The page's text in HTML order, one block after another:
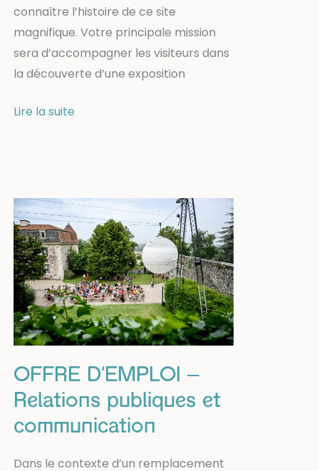
connaître l’histoire de ce site
magnifique. Votre principale mission
sera d’accompagner les visiteurs dans
la découverte d’une exposition
Offre
culturelle
et
artistique
Lire la suite
OFFRE D’EMPLOI –
Relations publiques et
communication
Dans le contexte d’un remplacement